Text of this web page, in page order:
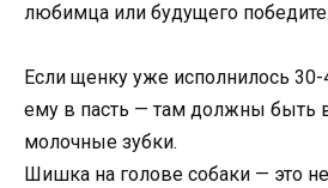
любимца или будущего
Если щенку уже исполнилось 30-
ему в пасть — там должны быть
молочные зубки.
Шишка на голове собаки — это